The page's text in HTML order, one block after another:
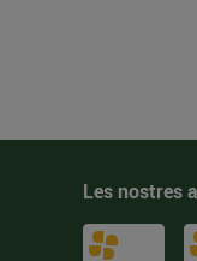
Les nostres